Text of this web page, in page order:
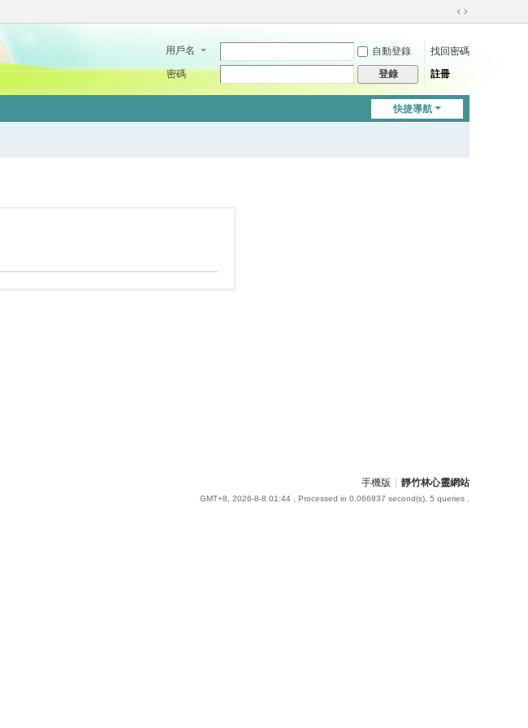
切
到
用戶名 自動登錄
找回密碼
密碼
登錄 註冊
快捷導航
手機版 靜竹林心靈網站
GMT+8, 2026-8-8 01:44 , Processed in 0.066837 second(s), 5 queries .